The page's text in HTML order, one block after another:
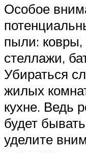
Особое
пыли:
стеллажи,
Убираться
жилых
кухне. Ведь
будет
уделите